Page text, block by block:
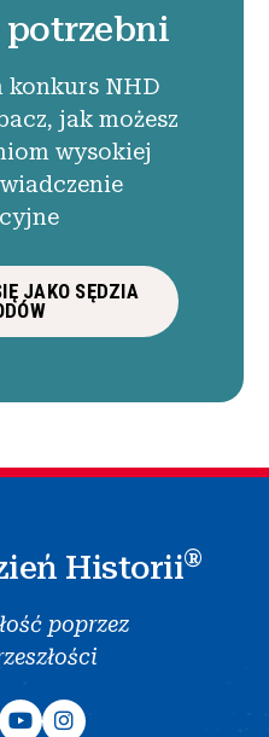
potrzebni
konkurs NHD
jak możesz
wysokiej
JAKO SĘDZIA
Historii®
poprzez